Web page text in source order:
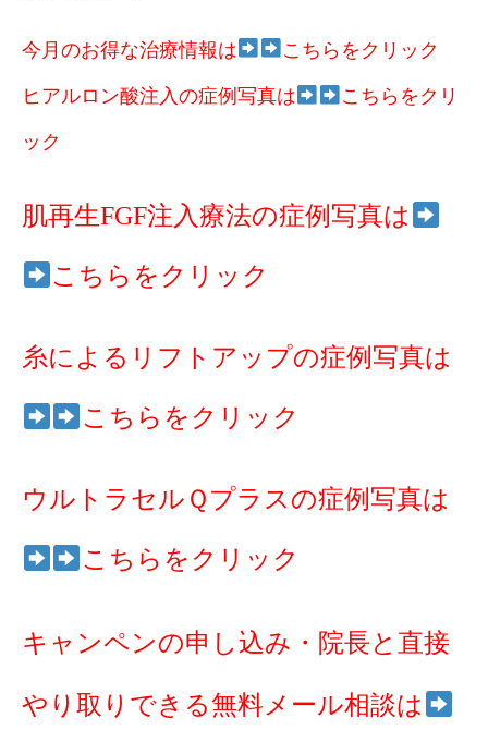
今月のお得な治療情報は こちらをクリック
ヒアルロン酸注入の症例写真は こちらをクリ
ック
肌再生FGF注入療法の症例写真は
こちらをクリック
糸によるリフトアップの症例写真は
こちらをクリック
ウルトラセルＱプラスの症例写真は
こちらをクリック
キャンペンの申し込み・院長と直接
やり取りできる無料メール相談は